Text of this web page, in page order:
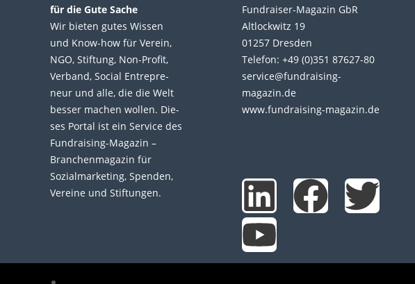
für die Gute Sache
Wir bie­ten gutes Wis­sen
und Know-how für Ver­ein,
NGO, Stif­tung, Non-Profit,
Ver­band, Social Entre­pre­
neur und alle, die die Welt
bes­ser machen wol­len. Die­
ses Por­tal ist ein Service des
Fund­raising-Magazin –
Bran­chen­magazin für
Sozial­marke­ting, Spen­den,
Ver­eine und Stif­tun­gen.
Fundraiser-Magazin GbR
Altlockwitz 19
01257 Dresden
Telefon: +49 (0)351 87627-80
service@fundraising-
magazin.de
www.fundraising-magazin.de
i
n
k
a
c
e
w
i
t
o
u
t